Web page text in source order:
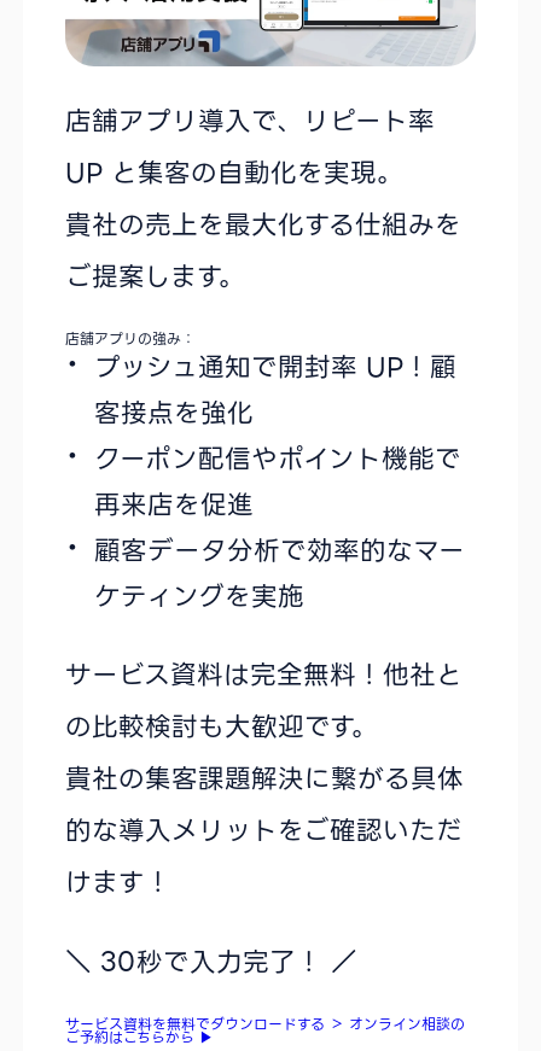
店舗アプリ導入で、リピート率
UP と集客の自動化を実現。
貴社の売上を最大化する仕組みを
ご提案します。
店舗アプリの強み：
プッシュ通知で開封率 UP！顧
客接点を強化
クーポン配信やポイント機能で
再来店を促進
顧客データ分析で効率的なマー
ケティングを実施
サービス資料は完全無料！他社と
の比較検討も大歓迎です。
貴社の集客課題解決に繋がる具体
的な導入メリットをご確認いただ
けます！
＼ 30秒で入力完了！ ／
サービス資料を無料でダウンロードする ＞ オンライン相談の
ご予約はこちらから ▶